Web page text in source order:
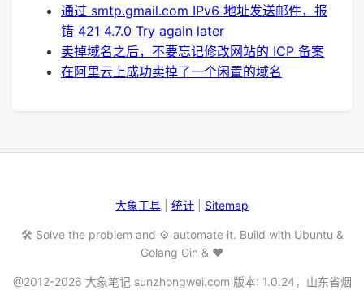
通过 smtp.gmail.com IPv6 地址发送邮件，报
错 421 4.7.0 Try again later
卖掉域名之后，不要忘记修改网站的 ICP 备案
在阿里云上成功卖掉了一个闲置的域名
大象工具 统计 Sitemap
🛠️ Solve the problem and ⚙️ automate it. Build with Ubuntu &
Golang Gin & ❤️
@2012-2026 大象笔记 sunzhongwei.com 版本: 1.0.24，山东省烟